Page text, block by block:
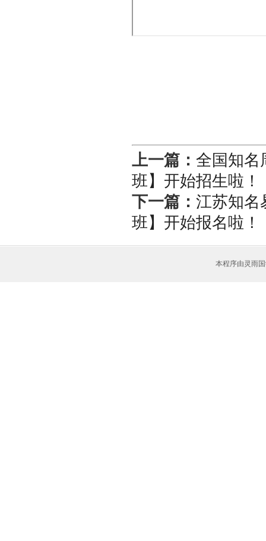
上一篇： 全国知名
班】开始招生啦！
下一篇： 江苏知名
班】开始报名啦！
本程序由灵雨